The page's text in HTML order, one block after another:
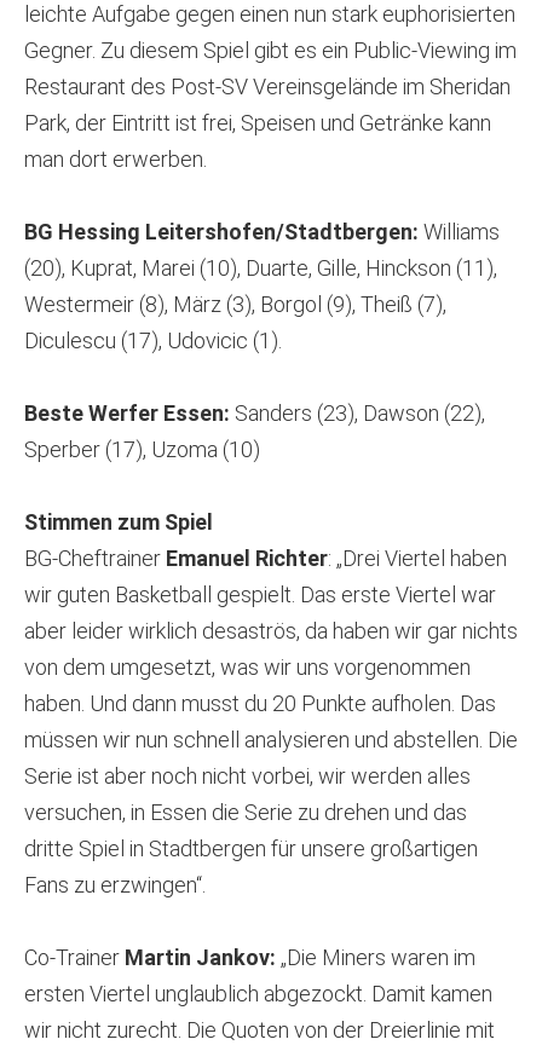
leichte Aufgabe gegen einen nun stark euphorisierten
Gegner. Zu diesem Spiel gibt es ein Public-Viewing im
Restaurant des Post-SV Vereinsgelände im Sheridan
Park, der Eintritt ist frei, Speisen und Getränke kann
man dort erwerben.
BG Hessing Leitershofen/Stadtbergen: Williams
(20), Kuprat, Marei (10), Duarte, Gille, Hinckson (11),
Westermeir (8), März (3), Borgol (9), Theiß (7),
Diculescu (17), Udovicic (1).
Beste Werfer Essen: Sanders (23), Dawson (22),
Sperber (17), Uzoma (10)
Stimmen zum Spiel
BG-Cheftrainer Emanuel Richter: „Drei Viertel haben
wir guten Basketball gespielt. Das erste Viertel war
aber leider wirklich desaströs, da haben wir gar nichts
von dem umgesetzt, was wir uns vorgenommen
haben. Und dann musst du 20 Punkte aufholen. Das
müssen wir nun schnell analysieren und abstellen. Die
Serie ist aber noch nicht vorbei, wir werden alles
versuchen, in Essen die Serie zu drehen und das
dritte Spiel in Stadtbergen für unsere großartigen
Fans zu erzwingen“.
Co-Trainer Martin Jankov: „Die Miners waren im
ersten Viertel unglaublich abgezockt. Damit kamen
wir nicht zurecht. Die Quoten von der Dreierlinie mit